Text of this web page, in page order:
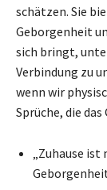
schätzen. Sie
Geborgenheit
sich bringt,
Verbindung zu
wenn wir
Sprüche, die
„Zuhause